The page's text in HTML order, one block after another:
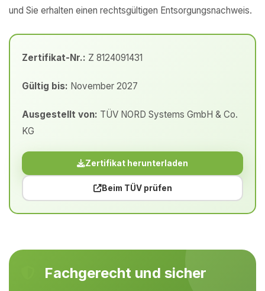
und Sie erhalten einen rechtsgültigen Entsorgungsnachweis.
Zertifikat-Nr.: Z 8124091431
Gültig bis: November 2027
Ausgestellt von: TÜV NORD Systems GmbH & Co.
KG
Zertifikat herunterladen
Beim TÜV prüfen
Fachgerecht und sicher